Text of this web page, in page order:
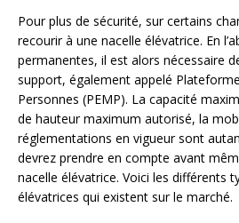
Pour plus de sécurité, sur certains
recourir à une nacelle élévatrice. En
permanentes, il est alors nécessaire
support, également appelé
Personnes (PEMP). La capacité
de hauteur maximum autorisé, la
réglementations en vigueur sont
devrez prendre en compte avant
nacelle élévatrice. Voici les différents
élévatrices qui existent sur le marché.